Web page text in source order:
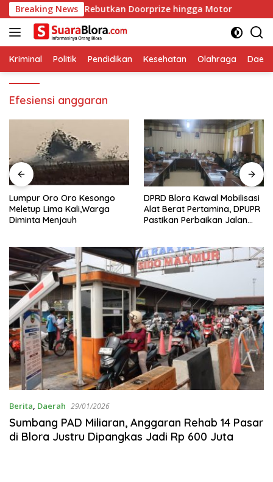
Langsung
ke
konten
Breaking News
81 RI, Rebutkan Doorprize hingga Motor Lumpur
Kriminal Politik Pendidikan Kesehatan Olahraga
Efesiensi anggaran
Lumpur Oro Oro Kesongo
Meletup Lima Kali,Warga
Diminta Menjauh
DPRD Blora Kawal Mobilisasi
Alat Berat Pertamina, DPUPR
Pastikan Perbaikan Jalan
Perusahaan
Berita, Daerah 29/01/2026
Sumbang PAD Miliaran, Anggaran Rehab 14 Pasar
di Blora Justru Dipangkas Jadi Rp 600 Juta